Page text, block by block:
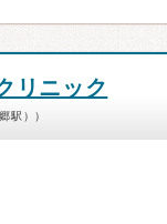
リニック
駅））